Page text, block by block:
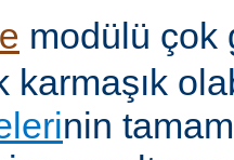
modülü çok
karmaşık
nin